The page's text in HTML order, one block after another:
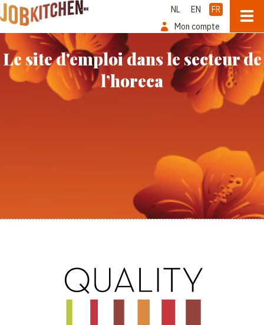
NL EN
FR
Mon compte
Le site d'emploi dans le secteur de
l’horeca